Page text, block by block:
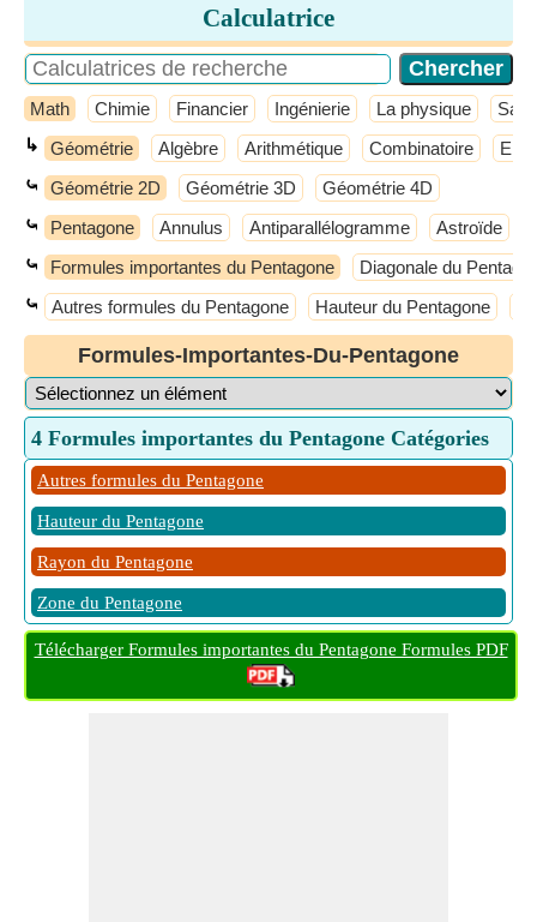
Calculatrice
Math Chimie Financier Ingénierie La physique
↳ Géométrie Algèbre Arithmétique Combinatoire
⤿ Géométrie 2D Géométrie 3D Géométrie 4D
⤿ Pentagone Annulus Antiparallélogramme Astroïde
⤿ Formules importantes du Pentagone Diagonale du
⤿ Autres formules du Pentagone Hauteur du Pentagone
Formules-Importantes-Du-Pentagone
4 Formules importantes du Pentagone Catégories
Autres formules du Pentagone
Hauteur du Pentagone
Rayon du Pentagone
Zone du Pentagone
Télécharger Formules importantes du Pentagone Formules PDF